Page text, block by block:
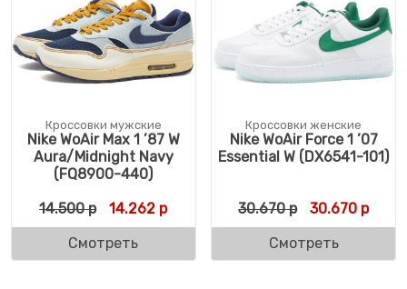
Кроссовки мужские
Nike WoAir Max 1 ’87 W
Aura/Midnight Navy
(FQ8900-440)
14.500р Первоначальная цена составляла 14.500
14.262 рТекущая цена: 14.262 р.
Смотреть
Кроссовки женские
Nike WoAir Force 1 ’07
Essential W (DX6541-101)
30.670р 30.670 р
Смотреть